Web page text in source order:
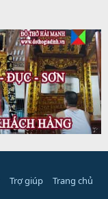
Trợ giúp Trang chủ